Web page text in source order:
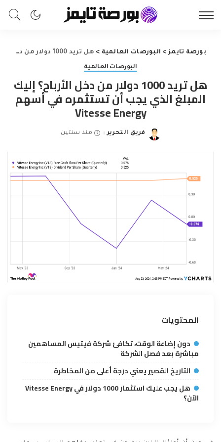
بورصة تايمز> البورصات العالمية > هل تريد 1000 دولار من دخل الأرباح؟ إليك المبلغ الذي يجب أن تستثمره في أسهم Vitesse Energy
البورصات العالمية
هل تريد 1000 دولار من دخل الأرباح؟ إليك
المبلغ الذي يجب أن تستثمره في أسهم
Vitesse Energy
Posted
فريق التحرير منذ سنتين
المحتويات
دون إضاعة الوقت، تكافئ شركة فيتيس المساهمين
مباشرة بعد فصل الشركة
التاريخ القصير يعني درجة أعلى من المخاطرة
هل يجب عليك استثمار 1000 دولار في Vitesse Energy
الآن؟